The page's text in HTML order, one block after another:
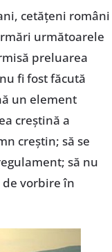
cetăţeni români
următoarele
preluarea
fi fost făcută
un element
creştină a
creştin; să se
să nu
vorbire în